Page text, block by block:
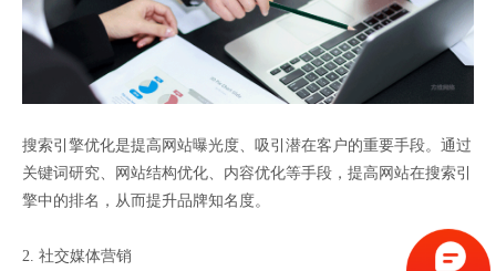
搜索引擎优化是提高网站曝光度、吸引潜在客户的重要手段。通过
关键词研究、网站结构优化、内容优化等手段，提高网站在搜索引
擎中的排名，从而提升品牌知名度。
2. 社交媒体营销